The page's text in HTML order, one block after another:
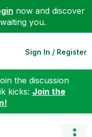
now and discover
you.
Sign In / Register
the discussion
kicks: Join the